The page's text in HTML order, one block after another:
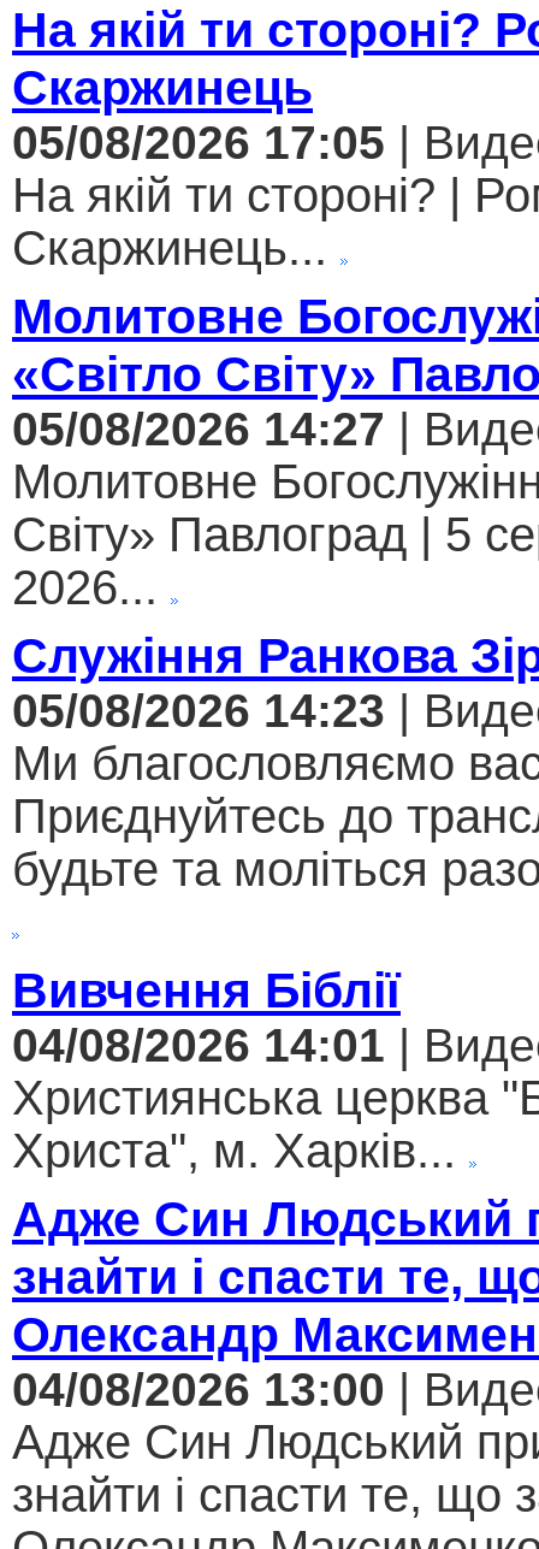
На якій ти стороні?
Скаржинець
05/08/2026 17:05 |
На якій ти стороні? |
Скаржинець...
Молитовне
«Світло Світу»
05/08/2026 14:27 |
Молитовне
Світу» Павлоград | 5
2026...
Служіння Ранкова
05/08/2026 14:23 |
Ми благословляємо
Приєднуйтесь до
будьте та моліться
Вивчення Біблії
04/08/2026 14:01 |
Християнська церква
Христа", м. Харків...
Адже Син Людський
знайти і спасти те,
Олександр
04/08/2026 13:00 |
Адже Син Людський
знайти і спасти те, що